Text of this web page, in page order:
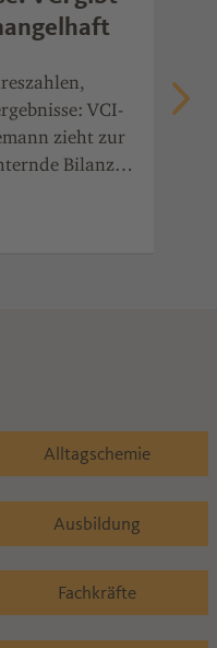
VCI-
zieht zur
Bilanz
Alltagschemie
Ausbildung
Fachkräfte